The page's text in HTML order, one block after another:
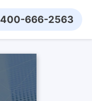
400-666-2563